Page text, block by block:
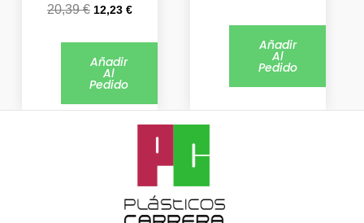
20,39€ 12,23 €
Añadir
Al
Pedido
Añadir
Al
Pedido